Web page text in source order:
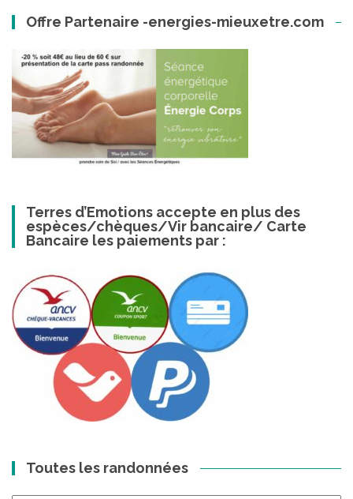
Offre Partenaire -energies-mieuxetre.com
Terres d’Emotions accepte en plus des
espèces/chèques/Vir bancaire/ Carte
Bancaire les paiements par :
Toutes les randonnées